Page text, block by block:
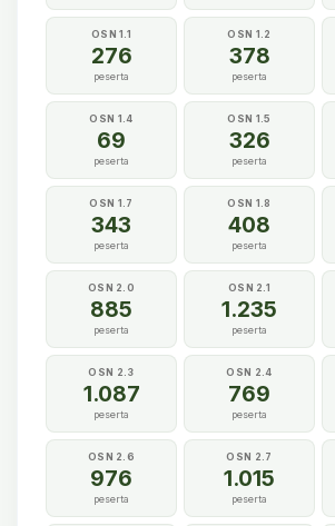
OSN 1.1
276
peserta
OSN 1.2
378
peserta
OSN 1.4
69
peserta
OSN 1.5
326
peserta
OSN 1.7
343
peserta
OSN 1.8
408
peserta
OSN 2.0
885
peserta
OSN 2.1
1.235
peserta
OSN 2.3
1.087
peserta
OSN 2.4
769
peserta
OSN 2.6
976
peserta
OSN 2.7
1.015
peserta